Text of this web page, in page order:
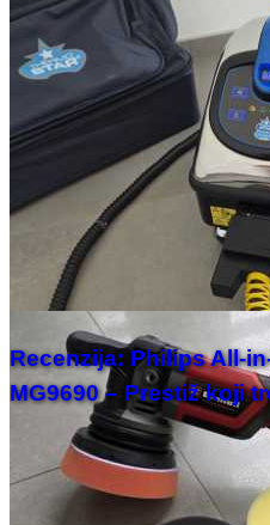
Recenzija: Philips All-
MG9690 – Prestiž koji